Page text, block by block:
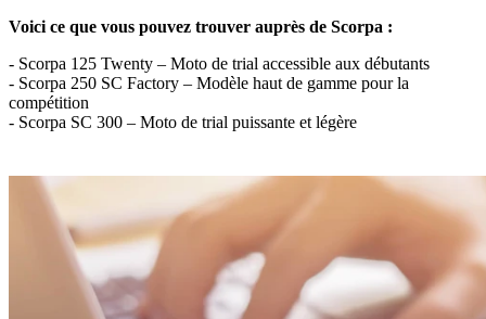
Voici ce que vous pouvez trouver auprès de Scorpa :
- Scorpa 125 Twenty – Moto de trial accessible aux débutants
- Scorpa 250 SC Factory – Modèle haut de gamme pour la
compétition
- Scorpa SC 300 – Moto de trial puissante et légère